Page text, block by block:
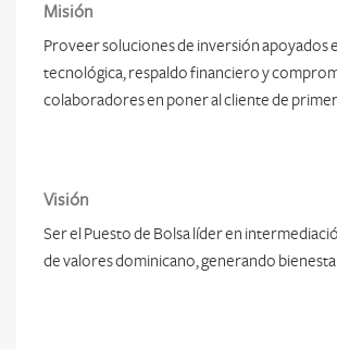
Misión
Proveer soluciones de inversión apoyados
tecnológica, respaldo financiero y
colaboradores en poner al cliente de
Visión
Ser el Puesto de Bolsa líder en
de valores dominicano, generando